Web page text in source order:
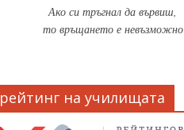
Ако си тръгнал да вървиш,
то връщането е невъзможно
рейтинг на училищата